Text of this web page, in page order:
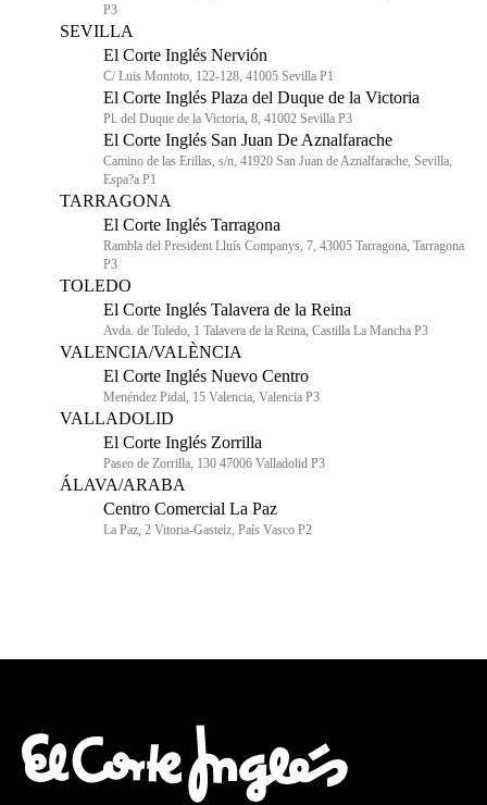
P3
SEVILLA
El Corte Inglés Nervión
C/ Luis Montoto, 122-128, 41005 Sevilla P1
El Corte Inglés Plaza del Duque de la Victoria
Pl. del Duque de la Victoria, 8, 41002 Sevilla P3
El Corte Inglés San Juan De Aznalfarache
Camino de las Erillas, s/n, 41920 San Juan de Aznalfarache, Sevilla,
Espa?a P1
TARRAGONA
El Corte Inglés Tarragona
Rambla del President Lluís Companys, 7, 43005 Tarragona, Tarragona
P3
TOLEDO
El Corte Inglés Talavera de la Reina
Avda. de Toledo, 1 Talavera de la Reina, Castilla La Mancha P3
VALENCIA/VALÈNCIA
El Corte Inglés Nuevo Centro
Menéndez Pidal, 15 Valencia, Valencia P3
VALLADOLID
El Corte Inglés Zorrilla
Paseo de Zorrilla, 130 47006 Valladolid P3
ÁLAVA/ARABA
Centro Comercial La Paz
La Paz, 2 Vitoria-Gasteiz, País Vasco P2